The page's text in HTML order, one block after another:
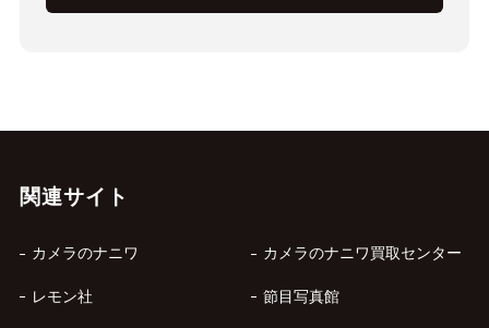
関連サイト
カメラのナニワ カメラのナニワ買取センター
レモン社 節目写真館